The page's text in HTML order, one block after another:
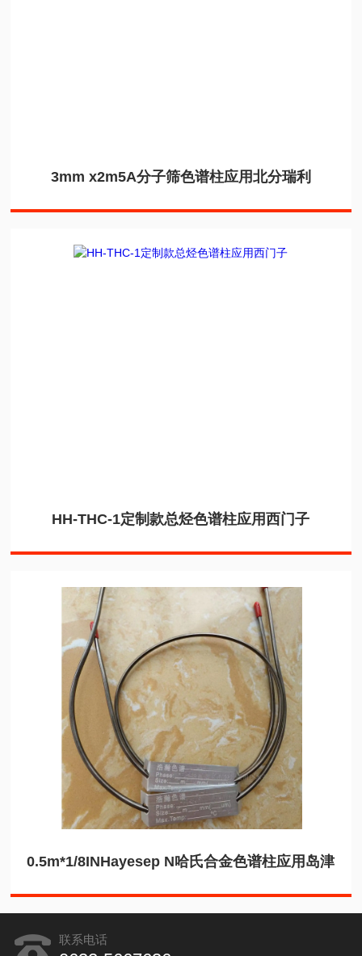
3mm x2m5A分子筛色谱柱应用北分瑞利
HH-THC-1定制款总烃色谱柱应用西门子
0.5m*1/8INHayesep N哈氏合金色谱柱应用岛津
联系电话